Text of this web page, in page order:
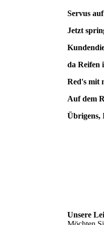
Servus
Jetzt
da Reifen
Red's mit
Auf dem
Übrigens,
Unsere